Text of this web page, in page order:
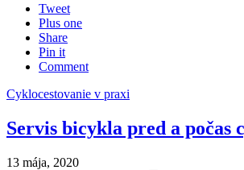
Tweet
Plus one
Share
Pin it
Comment
Cyklocestovanie v praxi
Servis bicykla pred a počas
13 mája, 2020